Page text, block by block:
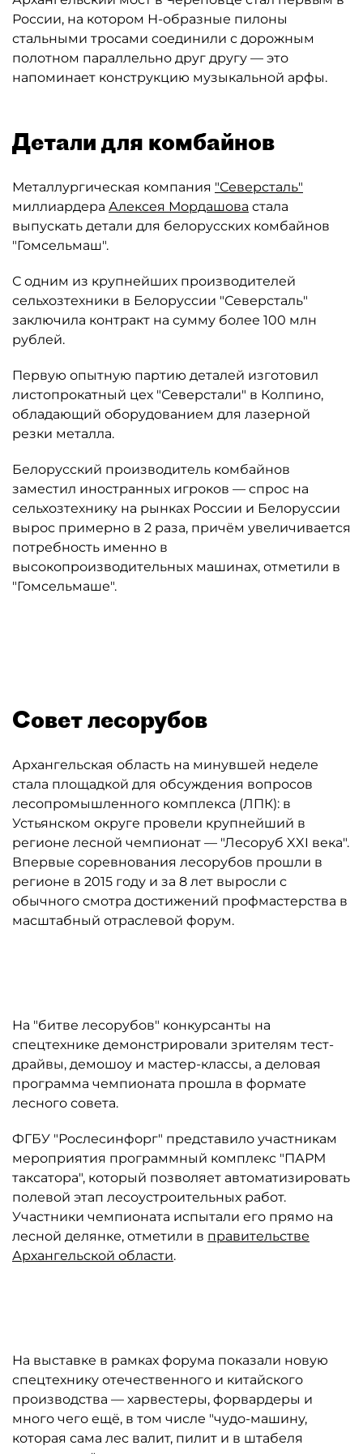
России, на котором Н-образные пилоны
стальными тросами соединили с дорожным
полотном параллельно друг другу — это
напоминает конструкцию музыкальной арфы.
Детали для комбайнов
Металлургическая компания "Северсталь"
миллиардера Алексея Мордашова стала
выпускать детали для белорусских комбайнов
"Гомсельмаш".
С одним из крупнейших производителей
сельхозтехники в Белоруссии "Северсталь"
заключила контракт на сумму более 100 млн
рублей.
Первую опытную партию деталей изготовил
листопрокатный цех "Северстали" в Колпино,
обладающий оборудованием для лазерной
резки металла.
Белорусский производитель комбайнов
заместил иностранных игроков — спрос на
сельхозтехнику на рынках России и Белоруссии
вырос примерно в 2 раза, причём увеличивается
потребность именно в
высокопроизводительных машинах, отметили в
"Гомсельмаше".
Совет лесорубов
Архангельская область на минувшей неделе
стала площадкой для обсуждения вопросов
лесопромышленного комплекса (ЛПК): в
Устьянском округе провели крупнейший в
регионе лесной чемпионат — "Лесоруб XXI века".
Впервые соревнования лесорубов прошли в
регионе в 2015 году и за 8 лет выросли с
обычного смотра достижений профмастерства в
масштабный отраслевой форум.
На "битве лесорубов" конкурсанты на
спецтехнике демонстрировали зрителям тест-
драйвы, демошоу и мастер-классы, а деловая
программа чемпионата прошла в формате
лесного совета.
ФГБУ "Рослесинфорг" представило участникам
мероприятия программный комплекс "ПАРМ
таксатора", который позволяет автоматизировать
полевой этап лесоустроительных работ.
Участники чемпионата испытали его прямо на
лесной делянке, отметили в правительстве
Архангельской области.
На выставке в рамках форума показали новую
спецтехнику отечественного и китайского
производства — харвестеры, форвардеры и
много чего ещё, в том числе "чудо-машину,
которая сама лес валит, пилит и в штабеля